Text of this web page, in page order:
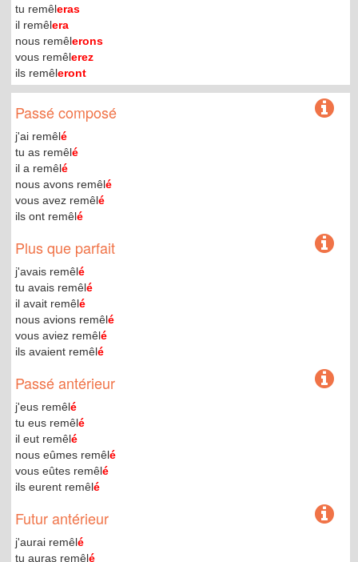
tu remêleras
il remêlera
nous remêlerons
vous remêlerez
ils remêleront
Passé composé
j'ai remêlé
tu as remêlé
il a remêlé
nous avons remêlé
vous avez remêlé
ils ont remêlé
Plus que parfait
j'avais remêlé
tu avais remêlé
il avait remêlé
nous avions remêlé
vous aviez remêlé
ils avaient remêlé
Passé antérieur
j'eus remêlé
tu eus remêlé
il eut remêlé
nous eûmes remêlé
vous eûtes remêlé
ils eurent remêlé
Futur antérieur
j'aurai remêlé
tu auras remêlé